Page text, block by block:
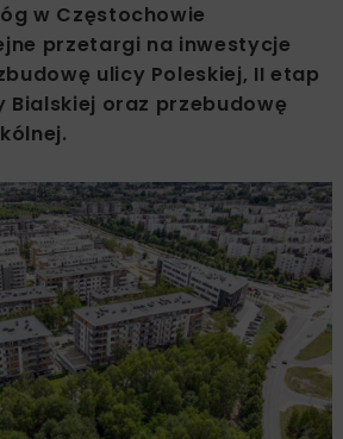
w Częstochowie
przetargi na inwestycje
ulicy Poleskiej, II etap
Bialskiej oraz przebudowę